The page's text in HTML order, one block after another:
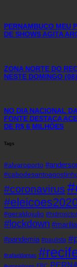
PERNAMBUCO MEU
DE SHOWS AGITA
ZONA NORTE DO
NESTE DOMINGO (08)
NO DIA NACIONAL
FONTE DESTACA
DE R$ 6 MILHÕES
Tags
#alvaroporto
#coronavirus
#geraldojulio
#lockdown
#pandemia #paulista
#rafaeldantas
#vereadores